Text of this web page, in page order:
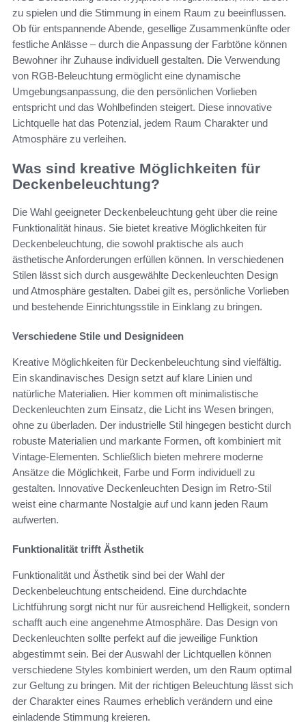
zu spielen und die Stimmung in einem Raum zu beeinflussen.
Ob für entspannende Abende, gesellige Zusammenkünfte oder
festliche Anlässe – durch die Anpassung der Farbtöne können
Bewohner ihr Zuhause individuell gestalten. Die Verwendung
von RGB-Beleuchtung ermöglicht eine dynamische
Umgebungsanpassung, die den persönlichen Vorlieben
entspricht und das Wohlbefinden steigert. Diese innovative
Lichtquelle hat das Potenzial, jedem Raum Charakter und
Atmosphäre zu verleihen.
Was sind kreative Möglichkeiten für
Deckenbeleuchtung?
Die Wahl geeigneter Deckenbeleuchtung geht über die reine
Funktionalität hinaus. Sie bietet kreative Möglichkeiten für
Deckenbeleuchtung, die sowohl praktische als auch
ästhetische Anforderungen erfüllen können. In verschiedenen
Stilen lässt sich durch ausgewählte Deckenleuchten Design
und Atmosphäre gestalten. Dabei gilt es, persönliche Vorlieben
und bestehende Einrichtungsstile in Einklang zu bringen.
Verschiedene Stile und Designideen
Kreative Möglichkeiten für Deckenbeleuchtung sind vielfältig.
Ein skandinavisches Design setzt auf klare Linien und
natürliche Materialien. Hier kommen oft minimalistische
Deckenleuchten zum Einsatz, die Licht ins Wesen bringen,
ohne zu überladen. Der industrielle Stil hingegen besticht durch
robuste Materialien und markante Formen, oft kombiniert mit
Vintage-Elementen. Schließlich bieten mehrere moderne
Ansätze die Möglichkeit, Farbe und Form individuell zu
gestalten. Innovative Deckenleuchten Design im Retro-Stil
weist eine charmante Nostalgie auf und kann jeden Raum
aufwerten.
Funktionalität trifft Ästhetik
Funktionalität und Ästhetik sind bei der Wahl der
Deckenbeleuchtung entscheidend. Eine durchdachte
Lichtführung sorgt nicht nur für ausreichend Helligkeit, sondern
schafft auch eine angenehme Atmosphäre. Das Design von
Deckenleuchten sollte perfekt auf die jeweilige Funktion
abgestimmt sein. Bei der Auswahl der Lichtquellen können
verschiedene Styles kombiniert werden, um den Raum optimal
zur Geltung zu bringen. Mit der richtigen Beleuchtung lässt sich
der Charakter eines Raumes erheblich verändern und eine
einladende Stimmung kreieren.